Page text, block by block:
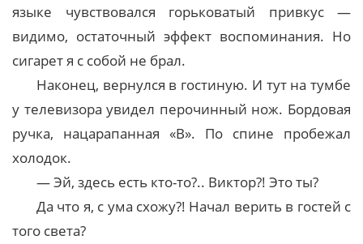
языке чувствовался горьковатый привкус —
видимо, остаточный эффект воспоминания. Но
сигарет я с собой не брал.
Наконец, вернулся в гостиную. И тут на тумбе
у телевизора увидел перочинный нож. Бордовая
ручка, нацарапанная «В». По спине пробежал
холодок.
— Эй, здесь есть кто-то?.. Виктор?! Это ты?
Да что я, с ума схожу?! Начал верить в гостей с
того света?